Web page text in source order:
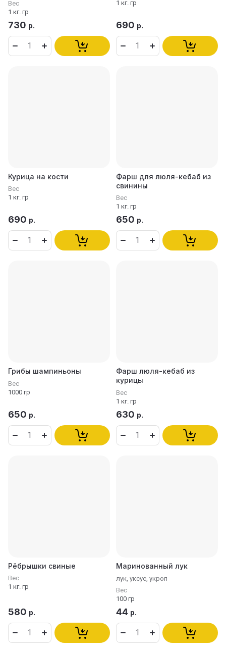
Вес
1 кг. гр
730 р.
1 кг. гр
690 р.
Курица на кости
Вес
1 кг. гр
690 р.
Фарш для люля-кебаб из
свинины
Вес
1 кг. гр
650 р.
Грибы шампиньоны
Вес
1000 гр
650 р.
Фарш люля-кебаб из
курицы
Вес
1 кг. гр
630 р.
Рёбрышки свиные
Вес
1 кг. гр
580 р.
Маринованный лук
лук, уксус, укроп
Вес
100 гр
44 р.